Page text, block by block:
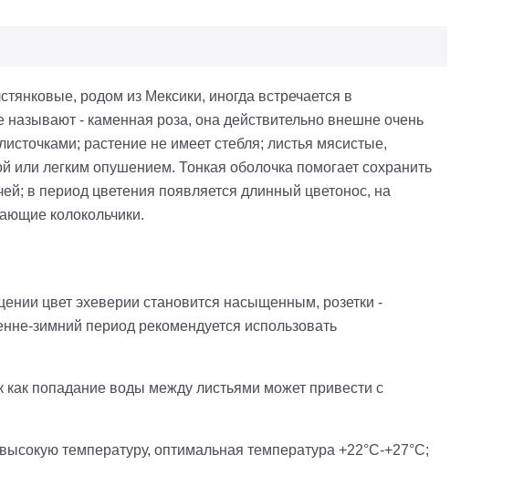
родом из Мексики, иногда встречается в
- каменная роза, она действительно внешне очень
растение не имеет стебля; листья мясистые,
легким опушением. Тонкая оболочка помогает сохранить
в период цветения появляется длинный цветонос, на
колокольчики.
цвет эхеверии становится насыщенным, розетки -
зимний период рекомендуется использовать
как попадание воды между листьями может привести с
температуру, оптимальная температура +22°С-+27°С;